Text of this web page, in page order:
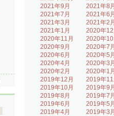
2021年9月
2021年8月
2021年7月
2021年6月
2021年3月
2021年2月
2021年1月
2020年12
2020年11月
2020年10
2020年9月
2020年7月
2020年6月
2020年5月
2020年4月
2020年3月
2020年2月
2020年1月
2019年12月
2019年11
2019年10月
2019年9月
2019年8月
2019年7月
2019年6月
2019年5月
2019年4月
2019年3月